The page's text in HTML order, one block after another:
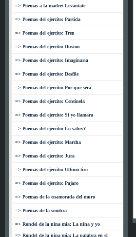
=> Poemas a la madre: Levantate
=> Poemas del ejercito: Partida
=> Poemas del ejercito: Tren
=> Poemas del ejercito: Ilusion
=> Poemas del ejercito: Imaginaria
=> Poemas del ejercito: Desfile
=> Poemas del ejercito: Por que sera
=> Poemas del ejercito: Centinela
=> Poemas del ejercito: Si yo llamara
=> Poemas del ejercito: Lo sabes?
=> Poemas del ejercito: Marcha
=> Poemas del ejercito: Jura
=> Poemas del ejercito: Ultimo tiro
=> Poemas del ejercito: Pajaro
=> Poemas de la enamorada del muro
=> Poemas de la sombra
=> Rondel de la nina mia: La nina y yo
=> Rondel de la nina mia: La palabra en el